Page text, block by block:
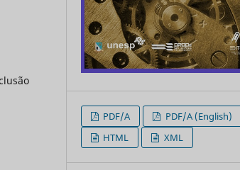
PDF/A
PDF/A (English)
HTML
XML